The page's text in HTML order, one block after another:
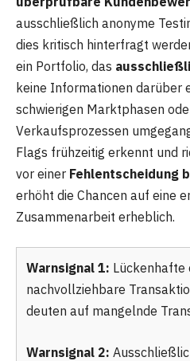
ausschließlich anonyme
dies kritisch hinterfragt
ein Portfolio, das
keine Informationen darüber
schwierigen Marktphasen
Verkaufsprozessen
Flags frühzeitig erkennt und
vor einer Fehlentscheidung
erhöht die Chancen auf eine
Zusammenarbeit erheblich.
Warnsignal 1: Lückenhafte
nachvollziehbare
deuten auf mangelnde
Warnsignal 2: